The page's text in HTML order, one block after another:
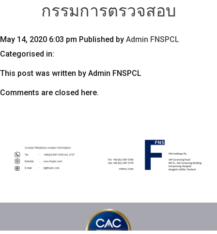
กรรมการตรวจสอบ
May 14, 2020 6:03 pm Published by Admin FNSPCL
Categorised in:
This post was written by Admin FNSPCL
Comments are closed here.